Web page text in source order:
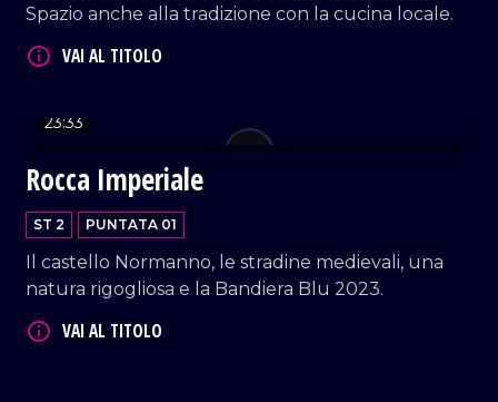
Spazio anche alla tradizione con la cucina locale.
23:33
Rocca Imperiale
ST 2 PUNTATA 01
Il castello Normanno, le stradine medievali, una
natura rigogliosa e la Bandiera Blu 2023.